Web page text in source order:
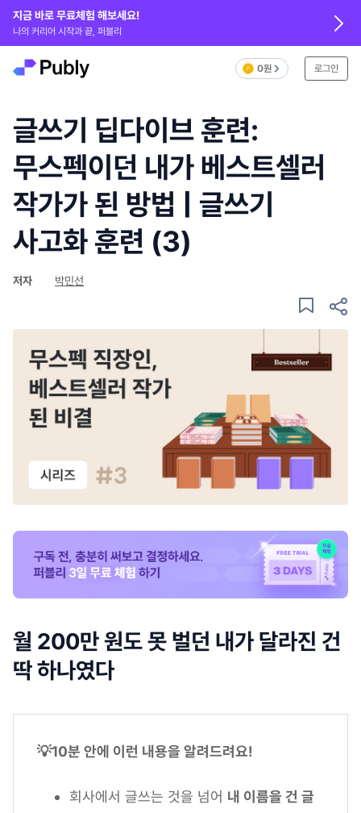
지금 바로 무료체험 해보세요!
나의 커리어 시작과 끝, 퍼블리
0원 로그인
글쓰기 딥다이브 훈련:
무스펙이던 내가 베스트셀러
작가가 된 방법 | 글쓰기
사고화 훈련 (3)
저자 박민선
월 200만 원도 못 벌던 내가 달라진 건
딱 하나였다
💡10분 안에 이런 내용을 알려드려요!
회사에서 글쓰는 것을 넘어 내 이름을 건 글